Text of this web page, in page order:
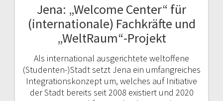
Jena: „Welcome Center“ für
(internationale) Fachkräfte und
„WeltRaum“-Projekt
Als international ausgerichtete weltoffene
(Studenten-)Stadt setzt Jena ein umfangreiches
Integrationskonzept um, welches auf Initiative
der Stadt bereits seit 2008 existiert und 2020